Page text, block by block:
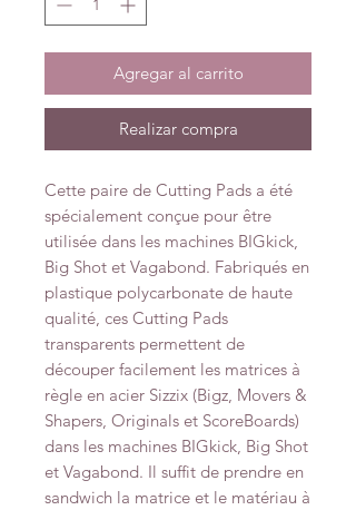
Agregar al carrito
Realizar compra
Cette paire de Cutting Pads a été
spécialement conçue pour être
utilisée dans les machines BIGkick,
Big Shot et Vagabond. Fabriqués en
plastique polycarbonate de haute
qualité, ces Cutting Pads
transparents permettent de
découper facilement les matrices à
règle en acier Sizzix (Bigz, Movers &
Shapers, Originals et ScoreBoards)
dans les machines BIGkick, Big Shot
et Vagabond. Il suffit de prendre en
sandwich la matrice et le matériau à